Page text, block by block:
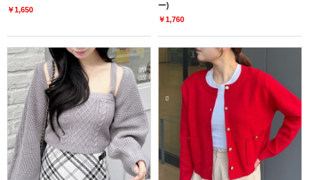
￥1,650
ー)
￥1,760